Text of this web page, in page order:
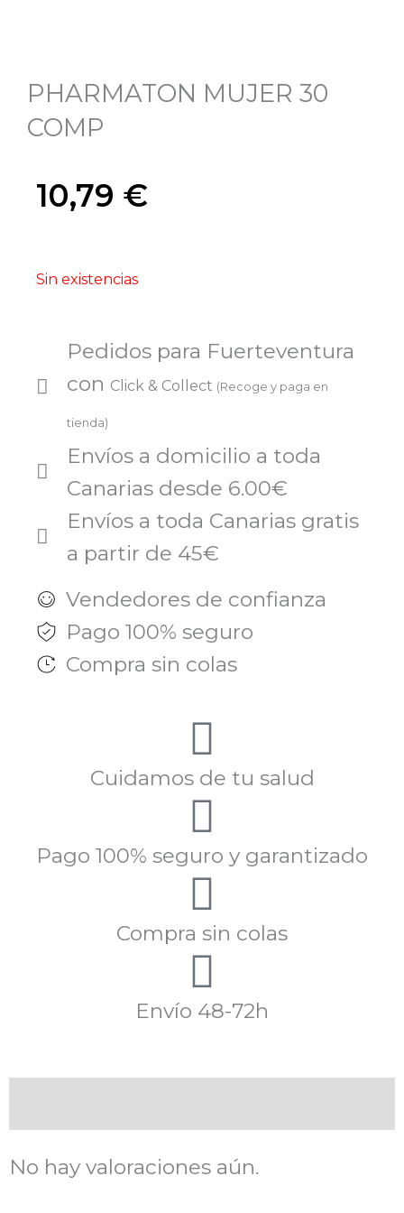
PHARMATON MUJER 30
COMP
10,79 €
Sin existencias
Pedidos para Fuerteventura
con Click & Collect (Recoge y paga en
tienda)
Envíos a domicilio a toda
Canarias desde 6.00€
Envíos a toda Canarias gratis
a partir de 45€
Vendedores de confianza
Pago 100% seguro
Compra sin colas
Cuidamos de tu salud
Pago 100% seguro y garantizado
Compra sin colas
Envío 48-72h
No hay valoraciones aún.